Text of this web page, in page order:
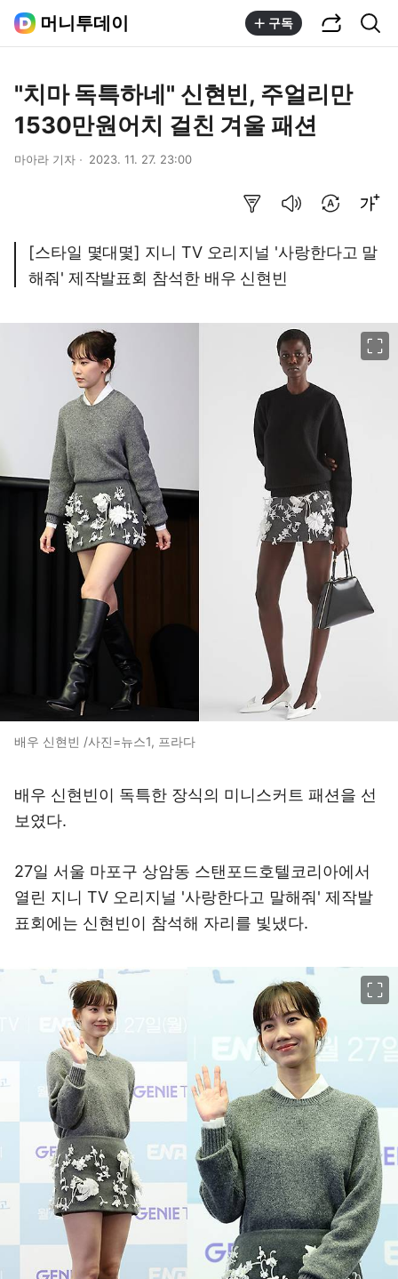
머니투데이 구독
"치마 독특하네" 신현빈, 주얼리만
1530만원어치 걸친 겨울 패션
마아라 기자 2023. 11. 27. 23:00
[스타일 몇대몇] 지니 TV 오리지널 '사랑한다고 말
해줘' 제작발표회 참석한 배우 신현빈
배우 신현빈 /사진=뉴스1, 프라다
배우 신현빈이 독특한 장식의 미니스커트 패션을 선
보였다.
27일 서울 마포구 상암동 스탠포드호텔코리아에서
열린 지니 TV 오리지널 '사랑한다고 말해줘' 제작발
표회에는 신현빈이 참석해 자리를 빛냈다.